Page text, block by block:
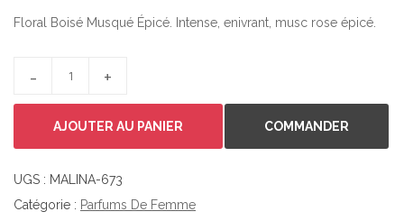
Floral Boisé Musqué Épicé. Intense, enivrant, musc rose épicé.
AJOUTER AU PANIER COMMANDER
UGS : MALINA-673
Catégorie : Parfums De Femme